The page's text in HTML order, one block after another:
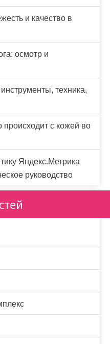
и качество в
осмотр и
техника,
происходит с кожей во
Яндекс.Метрика
руководство